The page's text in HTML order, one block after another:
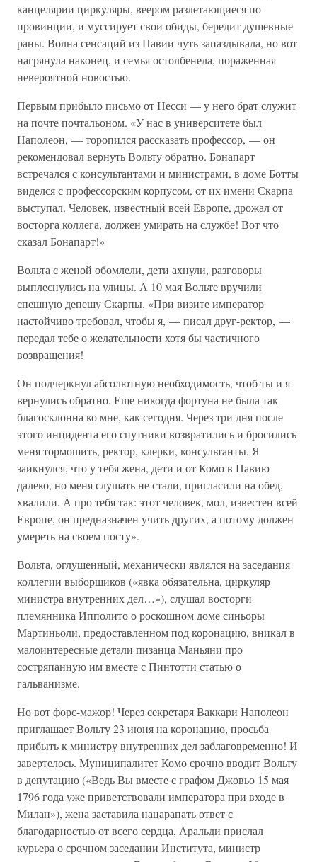
канцелярии циркуляры, веером разлетающиеся по
провинции, и муссирует свои обиды, бередит душевные
раны. Волна сенсаций из Павии чуть запаздывала, но вот
нагрянула наконец, и семья остолбенела, пораженная
невероятной новостью.
Первым прибыло письмо от Несси — у него брат служит
на почте почтальоном. «У нас в университете был
Наполеон, — торопился рассказать профессор, — он
рекомендовал вернуть Вольту обратно. Бонапарт
встречался с консультантами и министрами, в доме Ботты
виделся с профессорским корпусом, от их имени Скарпа
выступал. Человек, известный всей Европе, дрожал от
восторга коллега, должен умирать на службе! Вот что
сказал Бонапарт!»
Вольта с женой обомлели, дети ахнули, разговоры
выплеснулись на улицы. А 10 мая Вольте вручили
спешную депешу Скарпы. «При визите император
настойчиво требовал, чтобы я, — писал друг-ректор, —
передал тебе о желательности хотя бы частичного
возвращения!
Он подчеркнул абсолютную необходимость, чтоб ты и я
вернулись обратно. Еще никогда фортуна не была так
благосклонна ко мне, как сегодня. Через три дня после
этого инцидента его спутники возвратились и бросились
меня тормошить, ректор, клерки, консультанты. Я
заикнулся, что у тебя жена, дети и от Комо в Павию
далеко, но меня слушать не стали, пригласили на обед,
хвалили. А про тебя так: этот человек, мол, известен всей
Европе, он предназначен учить других, а потому должен
умереть на своем посту».
Вольта, оглушенный, механически являлся на заседания
коллегии выборщиков («явка обязательна, циркуляр
министра внутренних дел…»), слушал восторги
племянника Ипполито о роскошном доме синьоры
Мартиньоли, предоставленном под коронацию, вникал в
малоинтересные детали пизанца Маньяни про
состряпанную им вместе с Пинтотти статью о
гальванизме.
Но вот форс-мажор! Через секретаря Ваккари Наполеон
приглашает Вольту 23 июня на коронацию, просьба
прибыть к министру внутренних дел заблаговременно! И
завертелось. Муниципалитет Комо срочно вводит Вольту
в депутацию («Ведь Вы вместе с графом Джовьо 15 мая
1796 года уже приветствовали императора при входе в
Милан»), жена заставила нацарапать ответ с
благодарностью от всего сердца, Аральди прислал
курьера о срочном заседании Института, министр